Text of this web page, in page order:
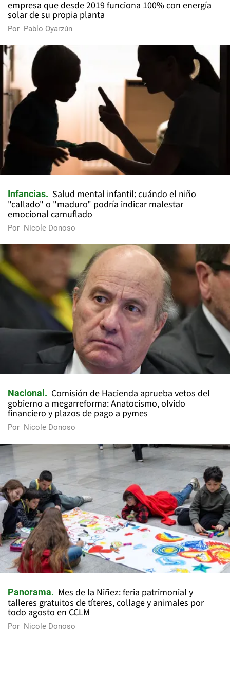
empresa que desde 2019 funciona 100% con energía
solar de su propia planta
Por Pablo Oyarzún
Infancias
Salud mental infantil: cuándo el niño
"callado" o "maduro" podría indicar malestar
emocional camuflado
Por Nicole Donoso
Nacional
Comisión de Hacienda aprueba vetos del
gobierno a megarreforma: Anatocismo, olvido
financiero y plazos de pago a pymes
Por Nicole Donoso
Panorama
Mes de la Niñez: feria patrimonial y
talleres gratuitos de títeres, collage y animales por
todo agosto en CCLM
Por Nicole Donoso